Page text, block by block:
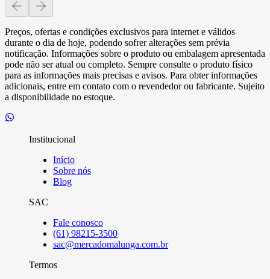
Preços, ofertas e condições exclusivos para internet e válidos
durante o dia de hoje, podendo sofrer alterações sem prévia
notificação. Informações sobre o produto ou embalagem apresentada
pode não ser atual ou completo. Sempre consulte o produto físico
para as informações mais precisas e avisos. Para obter informações
adicionais, entre em contato com o revendedor ou fabricante. Sujeito
a disponibilidade no estoque.
Institucional
Início
Sobre nós
Blog
SAC
Fale conosco
(61) 98215-3500
sac@mercadomalunga.com.br
Termos